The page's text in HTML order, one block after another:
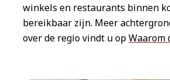
winkels en restaurants binnen
bereikbaar zijn. Meer
over de regio vindt u opWaarom